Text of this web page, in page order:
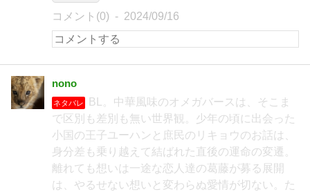
コメント(0) 2024/09/16
nono
ネタバレ
BL。中華風味のオメガバースは、そこま
で区別も差別も無い世界観。少年の頃に出会った
小国の王子ユーハンと庶民のリキョウのお話は、
身分差も乗り越えて結ばれた直後の運命の変遷。
離れても想いは一途な恋人達の葛藤が募る展開
は、やるせない想いと変わらぬ愛情が切ない。た